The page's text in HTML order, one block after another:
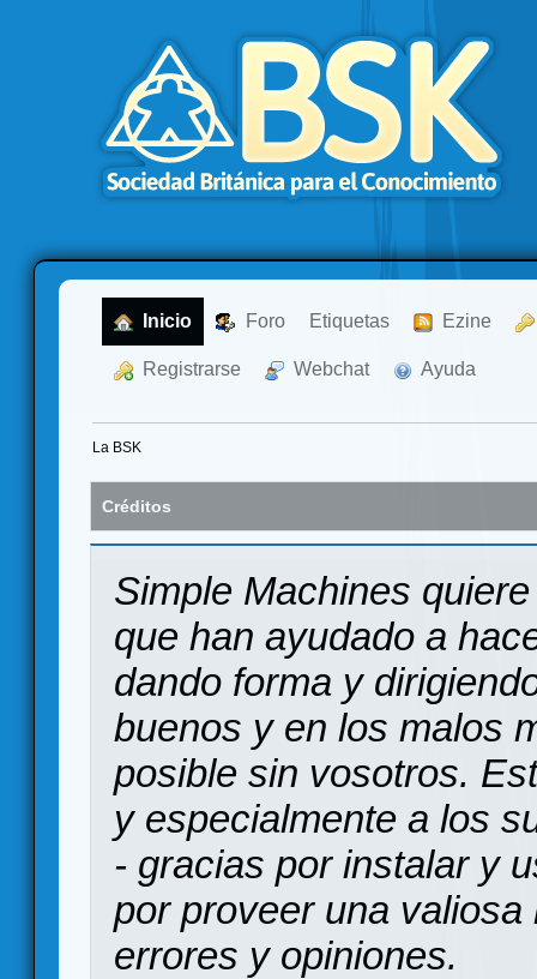
Inicio Foro Etiquetas Ezine
Registrarse Webchat Ayuda
La BSK
Créditos
Simple Machines
que han ayudado a
dando forma y
buenos y en los malos
posible sin vosotros.
y especialmente a los
- gracias por instalar y
por proveer una
errores y opiniones.